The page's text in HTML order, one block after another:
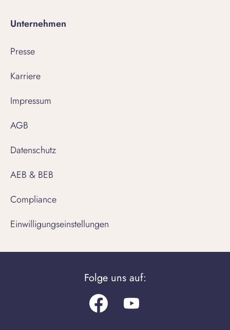
Unternehmen
Presse
Karriere
Impressum
AGB
Datenschutz
AEB & BEB
Compliance
Einwilligungseinstellungen
Folge uns auf:
FacebookYoutube.com